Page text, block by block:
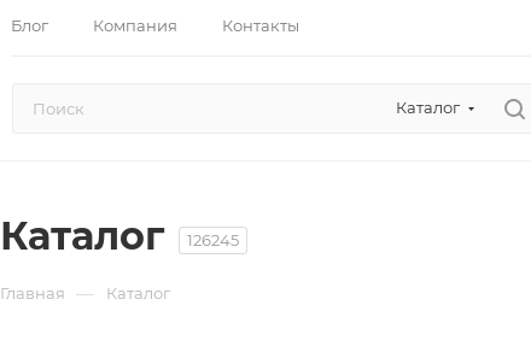
Блог Компания Контакты
Каталог
Каталог 126245
Главная — Каталог